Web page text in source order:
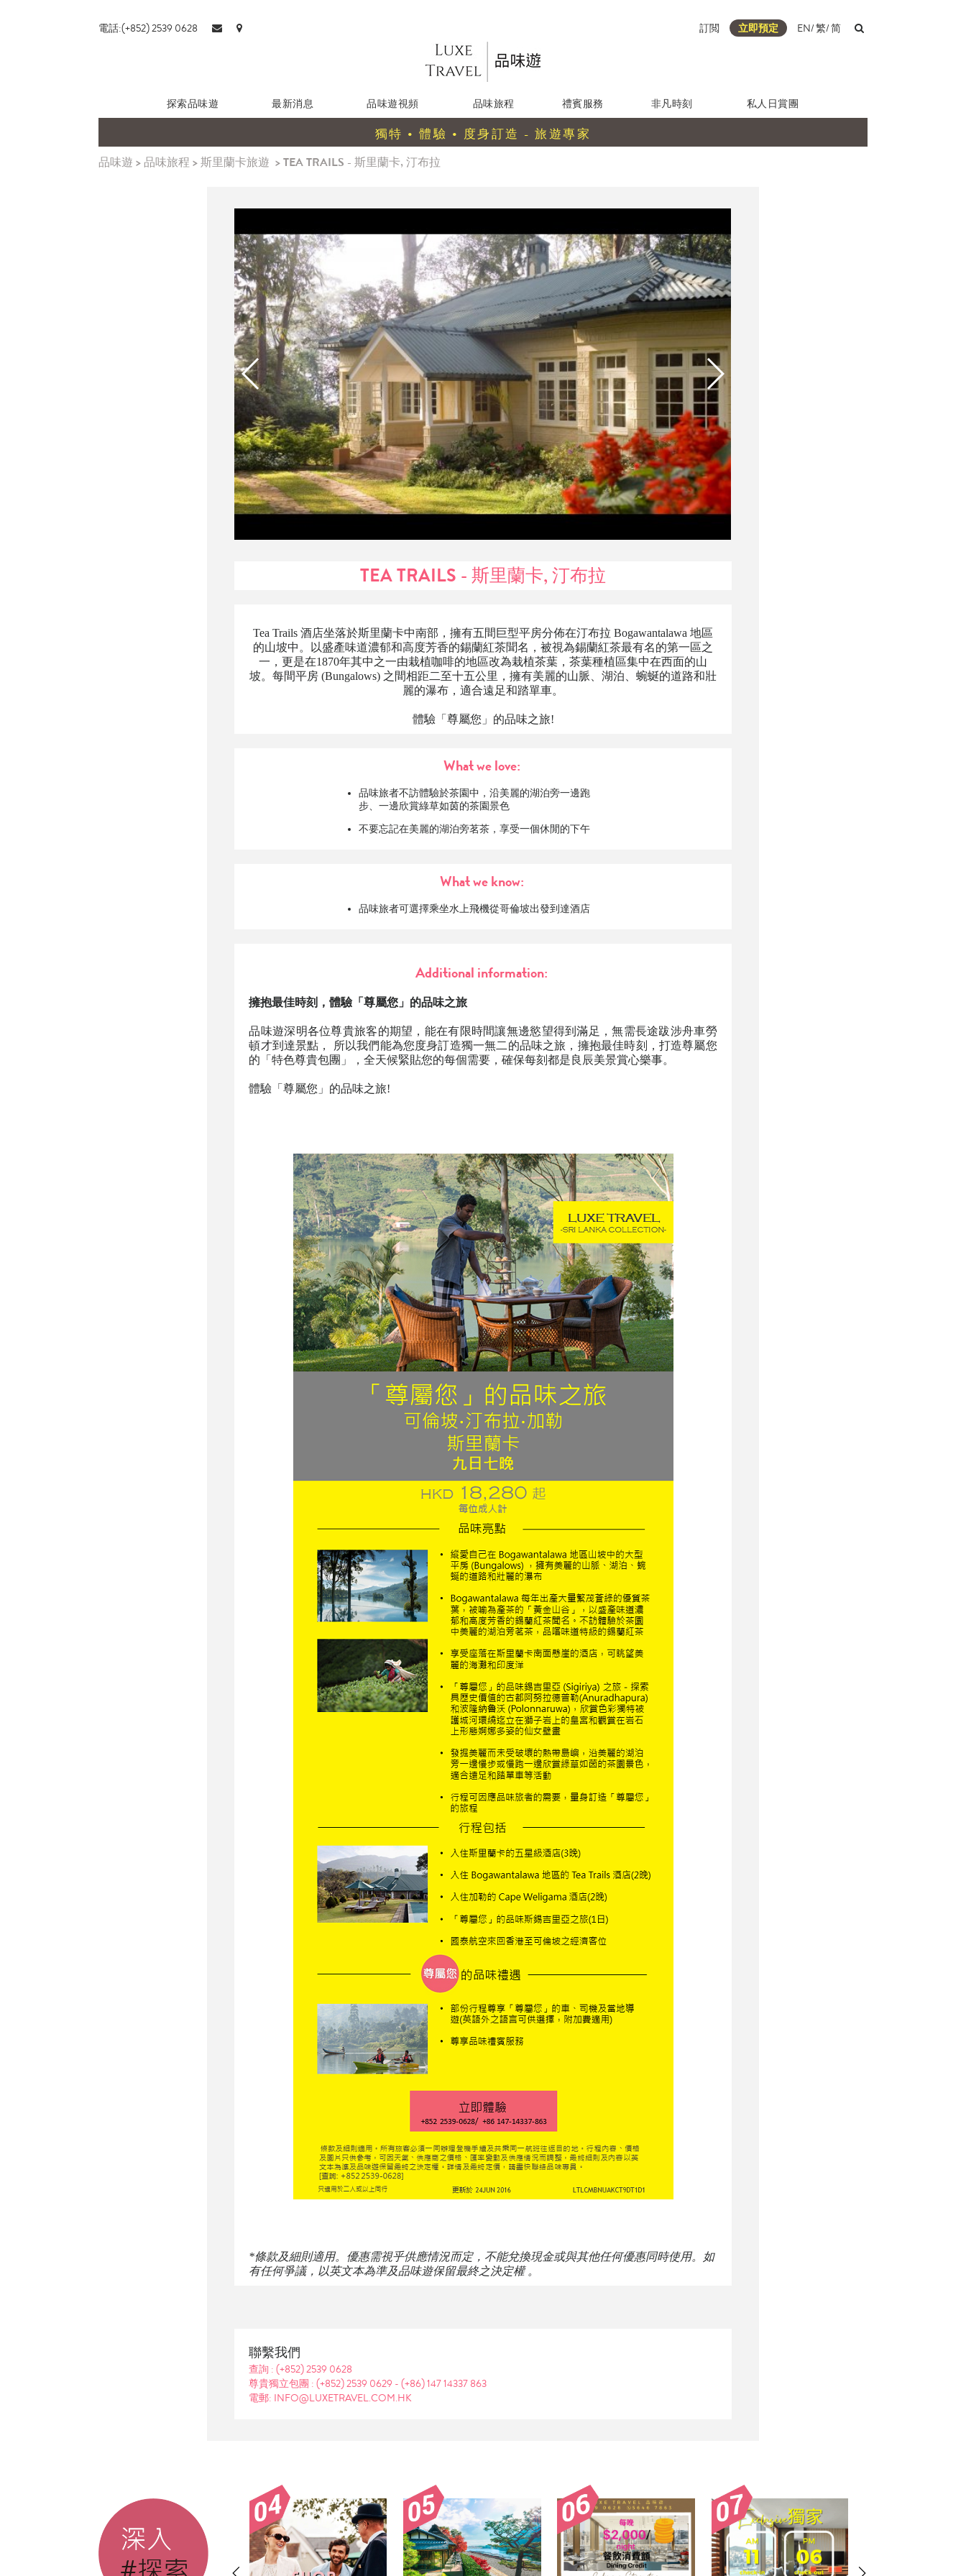
電話:(+852) 2539 0628 訂閲 立即預定 EN/繁/简
探索品味遊 最新消息 品味遊視頻 品味旅程 禮賓服務 非凡時刻 私人日賞團
獨特 • 體驗 • 度身訂造 - 旅遊專家
品味遊 > 品味旅程 >斯里蘭卡旅遊 >TEA TRAILS - 斯里蘭卡, 汀布拉
TEA TRAILS - 斯里蘭卡, 汀布拉
Tea Trails 酒店坐落於斯里蘭卡中南部，擁有五間巨型平房分佈在汀布拉 Bogawantalawa 地區
的山坡中。以盛產味道濃郁和高度芳香的錫蘭紅茶聞名，被視為錫蘭紅茶最有名的第一區之
一，更是在1870年其中之一由栽植咖啡的地區改為栽植茶葉，茶葉種植區集中在西面的山
坡。每間平房 (Bungalows) 之間相距二至十五公里，擁有美麗的山脈、湖泊、蜿蜒的道路和壯
麗的瀑布，適合遠足和踏單車。
體驗「尊屬您」的品味之旅!
What we love:
品味旅者不訪體驗於茶園中，沿美麗的湖泊旁一邊跑
步、一邊欣賞綠草如茵的茶園景色
不要忘記在美麗的湖泊旁茗茶，享受一個休閒的下午
What we know:
品味旅者可選擇乘坐水上飛機從哥倫坡出發到達酒店
Additional information:
擁抱最佳時刻，體驗「尊屬您」的品味之旅
品味遊深明各位尊貴旅客的期望，能在有限時間讓無邊慾望得到滿足，無需長途跋涉舟車勞
頓才到達景點， 所以我們能為您度身訂造獨一無二的品味之旅，擁抱最佳時刻，打造尊屬您
的「特色尊貴包團」，全天候緊貼您的每個需要，確保每刻都是良辰美景賞心樂事。
體驗「尊屬您」的品味之旅!
*條款及細則適用。優惠需視乎供應情況而定，不能兌換現金或與其他任何優惠同時使用。如
有任何爭議，以英文本為準及品味遊保留最終之決定權 。
聯繫我們
查詢 :(+852) 2539 0628
尊貴獨立包團 :(+852) 2539 0629 -(+86) 147 14337 863
電郵: INFO@LUXETRAVEL.COM.HK